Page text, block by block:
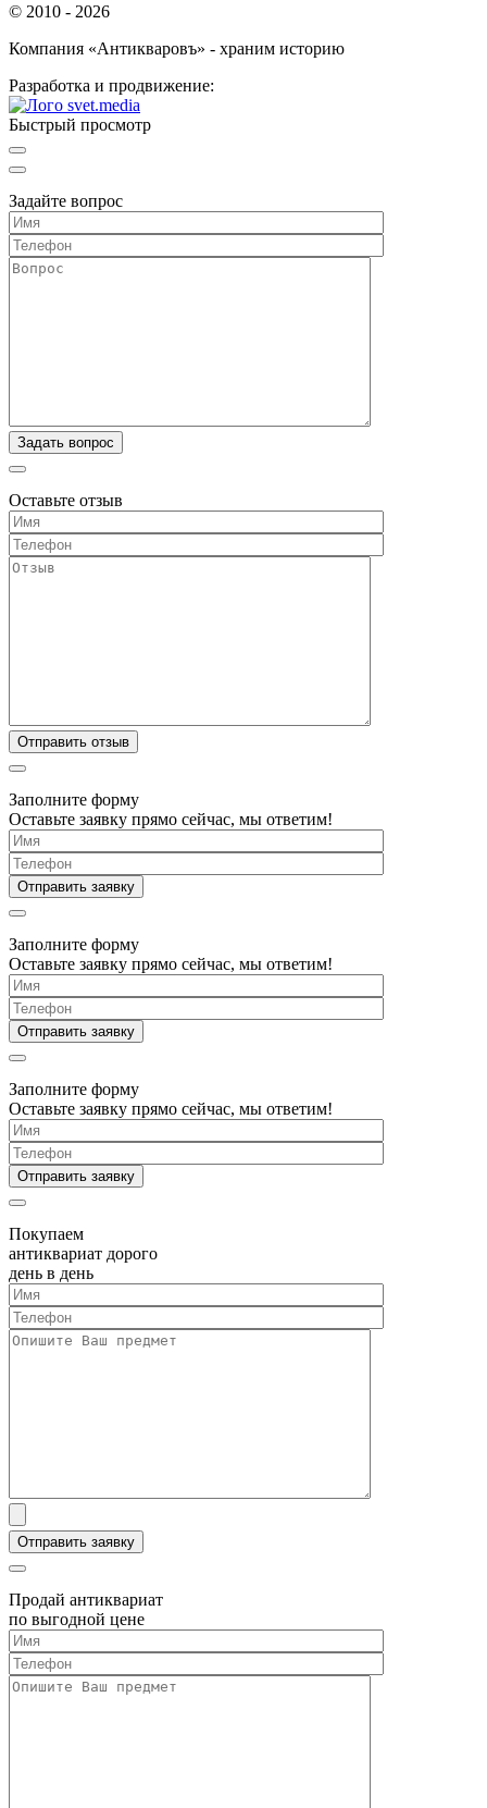
© 2010 - 2026
Компания «Антикваровъ» - храним историю
Разработка и продвижение:
Быстрый просмотр
Задайте вопрос
Оставьте отзыв
Заполните форму
Оставьте заявку прямо сейчас, мы ответим!
Заполните форму
Оставьте заявку прямо сейчас, мы ответим!
Заполните форму
Оставьте заявку прямо сейчас, мы ответим!
Покупаем
антиквариат дорого
день в день
Продай антиквариат
по выгодной цене